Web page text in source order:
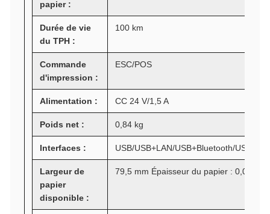
papier :
Durée de vie
du TPH :
100 km
Commande
d'impression :
ESC/POS
Alimentation : CC 24 V/1,5 A
Poids net : 0,84 kg
Interfaces : USB/USB+LAN/USB+Bluetooth/
Largeur de
papier
disponible :
79,5 mm Épaisseur du papier : 0,06-